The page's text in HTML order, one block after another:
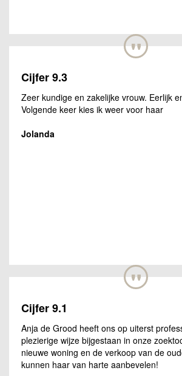
"
Cijfer 9.3
Zeer kundige en zakelijke vrouw. Eerlijk
Volgende keer kies ik weer voor haar
Jolanda
"
Cijfer 9.1
Anja de Grood heeft ons op uiterst
plezierige wijze bijgestaan in onze
nieuwe woning en de verkoop van de
kunnen haar van harte aanbevelen!